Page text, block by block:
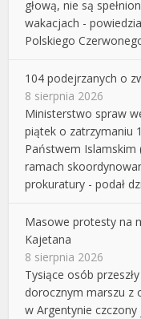
głową, nie są
wakacjach -
Polskiego
104 podejrzanych o
8 sierpnia 2026
Ministerstwo spraw
piątek o zatrzymaniu
Państwem Islamskim
ramach
prokuratury - podał
Masowe protesty na
Kajetana
8 sierpnia 2026
Tysiące osób
dorocznym marszu z
w Argentynie